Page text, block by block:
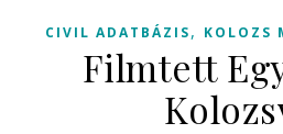
CIVIL ADATBÁZIS, KOLOZS
Filmtett